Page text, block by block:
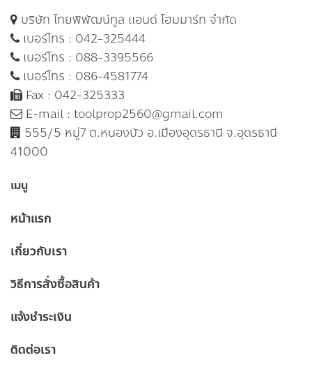
บริษัท ไทยพิพัฒน์ทูล แอนด์ โฮมมาร์ท จำกัด
เบอร์โทร : 042-325444
เบอร์โทร : 088-3395566
เบอร์โทร : 086-4581774
Fax : 042-325333
E-mail : toolprop2560@gmail.com
555/5 หมู่7 ต.หนองบัว อ.เมืองอุดรธานี จ.อุดรธานี
41000
เมนู
หน้าแรก
เกี่ยวกับเรา
วิธีการสั่งซื้อสินค้า
แจ้งชำระเงิน
ติดต่อเรา